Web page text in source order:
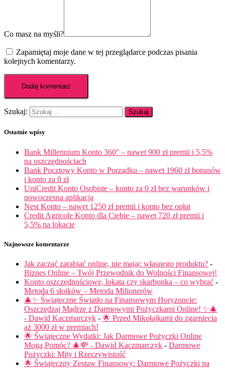
Co masz na myśli?
Zapamiętaj moje dane w tej przeglądarce podczas pisania
kolejnych komentarzy.
Szukaj:
Ostatnie wpisy
Bank Millennium Konto 360° – nawet 900 zł premii i 5,5%
na oszczędnościach
Bank Pocztowy Konto w Porządku – nawet 1960 zł bonusów
i konto za 0 zł
UniCredit Konto Osobiste – konto za 0 zł bez warunków i
nowoczesna aplikacja
Nest Konto – nawet 1250 zł premii i konto bez opłat
Credit Agricole Konto dla Ciebie – nawet 720 zł premii i
5,5% na lokacie
Najnowsze komentarze
Jak zacząć zarabiać online, nie mając własnego produktu? -
Biznes Online – Twój Przewodnik do Wolności Finansowej!
Konto oszczędnościowe, lokata czy skarbonka – co wybrać -
Metoda 6 słoików – Metoda Milionerów
🎄✨ Świąteczne Światło na Finansowym Horyzoncie:
Oszczędzaj Mądrze z Darmowymi Pożyczkami Online! ✨🎄
- Dawid Kaczmarczyk - 🌟 Przed Mikołajkami do zgarnięcia
aż 3000 zł w premiach!
🌟 Świąteczne Wydatki: Jak Darmowe Pożyczki Online
Mogą Pomóc? 🎄💸 - Dawid Kaczmarczyk - Darmowe
Pożyczki: Mity i Rzeczywistość
🌟 Świąteczny Zestaw Finansowy: Darmowe Pożyczki na